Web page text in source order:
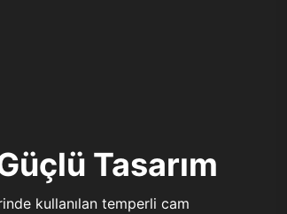
Tasarım
kullanılan temperli cam